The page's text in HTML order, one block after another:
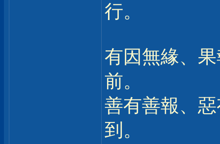
行。
有因無緣、
前。
善有善報、
到。